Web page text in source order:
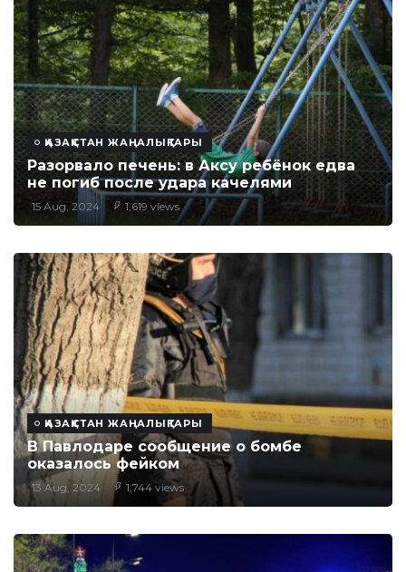
ҚАЗАҚСТАН ЖАҢАЛЫҚТАРЫ
Разорвало печень: в Аксу ребёнок едва
не погиб после удара качелями
15 Aug, 2024 1,619 views
ҚАЗАҚСТАН ЖАҢАЛЫҚТАРЫ
В Павлодаре сообщение о бомбе
оказалось фейком
13 Aug, 2024 1,744 views